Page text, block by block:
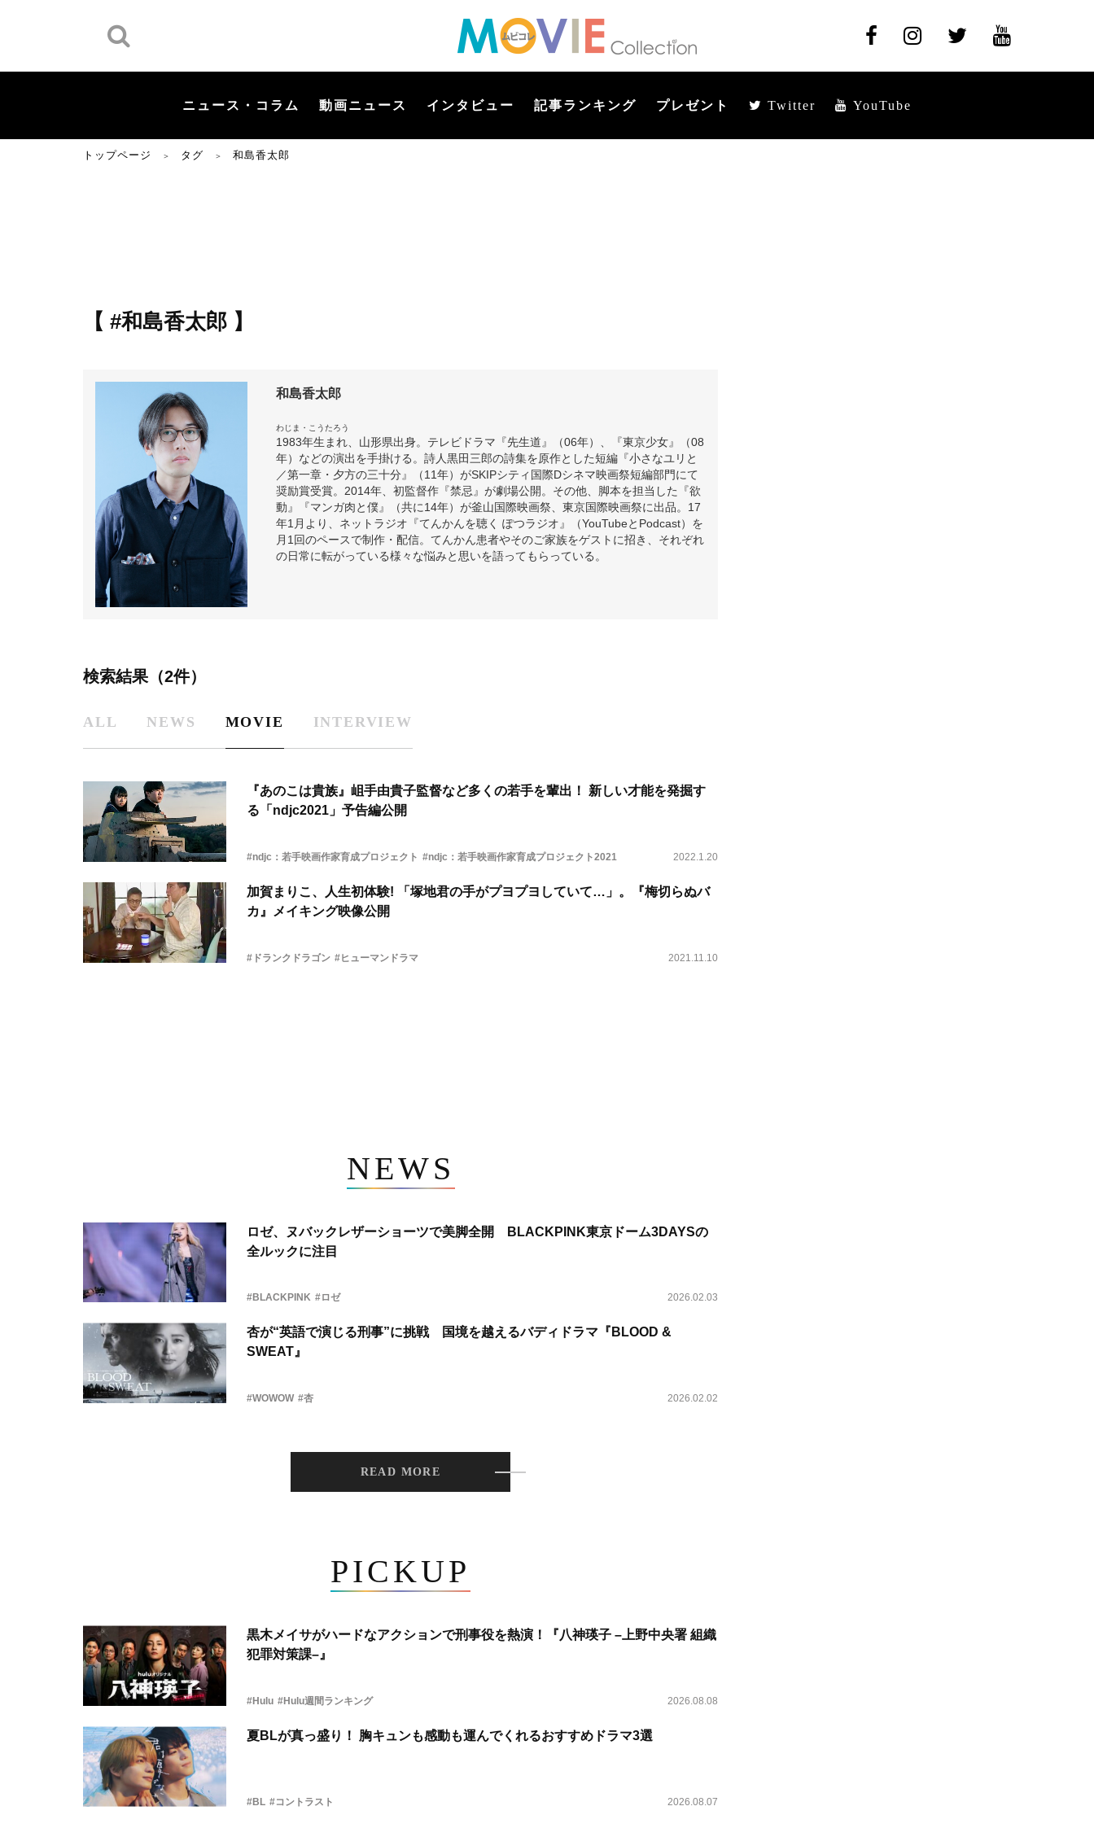
ニュース・コラム 動画ニュース インタビュー 記事ランキング プレゼント Twitter YouTube
トップページ ＞ タグ ＞ 和島香太郎
【 #和島香太郎 】
和島香太郎
わじま・こうたろう
1983年生まれ、山形県出身。テレビドラマ『先生道』（06年）、『東京少女』（08
年）などの演出を手掛ける。詩人黒田三郎の詩集を原作とした短編『小さなユリと
／第一章・夕方の三十分』（11年）がSKIPシティ国際Dシネマ映画祭短編部門にて
奨励賞受賞。2014年、初監督作『禁忌』が劇場公開。その他、脚本を担当した『欲
動』『マンガ肉と僕』（共に14年）が釜山国際映画祭、東京国際映画祭に出品。17
年1月より、ネットラジオ『てんかんを聴く ぽつラジオ』（YouTubeとPodcast）を
月1回のペースで制作・配信。てんかん患者やそのご家族をゲストに招き、それぞれ
の日常に転がっている様々な悩みと思いを語ってもらっている。
検索結果（2件）
ALL NEWS MOVIE INTERVIEW
『あのこは貴族』岨手由貴子監督など多くの若手を輩出！ 新しい才能を発掘す
る「ndjc2021」予告編公開
#ndjc：若手映画作家育成プロジェクト #ndjc：若手映画作家育成プロジェクト2021 2022.1.20
加賀まりこ、人生初体験! 「塚地君の手がプヨプヨしていて…」。『梅切らぬバ
カ』メイキング映像公開
#ドランクドラゴン #ヒューマンドラマ 2021.11.10
NEWS
ロゼ、ヌバックレザーショーツで美脚全開 BLACKPINK東京ドーム3DAYSの
全ルックに注目
#BLACKPINK #ロゼ 2026.02.03
杏が“英語で演じる刑事”に挑戦 国境を越えるバディドラマ『BLOOD &
SWEAT』
#WOWOW #杏 2026.02.02
READ MORE
PICKUP
黒木メイサがハードなアクションで刑事役を熱演！『八神瑛子 –上野中央署 組織
犯罪対策課–』
#Hulu #Hulu週間ランキング 2026.08.08
夏BLが真っ盛り！ 胸キュンも感動も運んでくれるおすすめドラマ3選
#BL #コントラスト 2026.08.07